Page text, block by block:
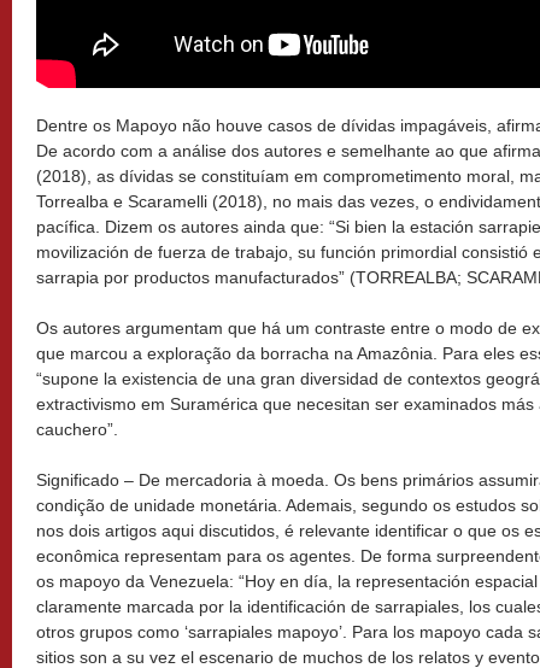
Dentre os Mapoyo não houve casos de dívidas impagáveis,
De acordo com a análise dos autores e semelhante ao que
(2018), as dívidas se constituíam em comprometimento moral,
Torrealba e Scaramelli (2018), no mais das vezes, o
pacífica. Dizem os autores ainda que: “Si bien la estación
movilización de fuerza de trabajo, su función primordial consistió
sarrapia por productos manufacturados” (TORREALBA;
Os autores argumentam que há um contraste entre o modo de
que marcou a exploração da borracha na Amazônia. Para eles
“supone la existencia de una gran diversidad de contextos
extractivismo em Suramérica que necesitan ser examinados
cauchero”.
Significado – De mercadoria à moeda. Os bens primários
condição de unidade monetária. Ademais, segundo os estudos
nos dois artigos aqui discutidos, é relevante identificar o que os
econômica representam para os agentes. De forma
os mapoyo da Venezuela: “Hoy en día, la representación
claramente marcada por la identificación de sarrapiales, los
otros grupos como ‘sarrapiales mapoyo’. Para los mapoyo cada
sitios son a su vez el escenario de muchos de los relatos y